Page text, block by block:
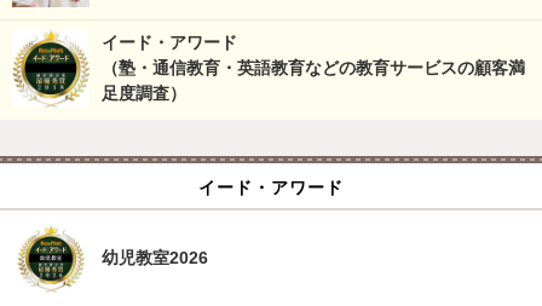
イード・アワード
（塾・通信教育・英語教育などの教育サービスの顧客満
足度調査）
イード・アワード
幼児教室2026